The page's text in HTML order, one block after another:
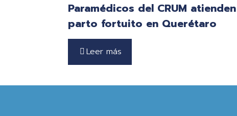
Paramédicos del CRUM atienden
parto fortuito en Querétaro
Leer más